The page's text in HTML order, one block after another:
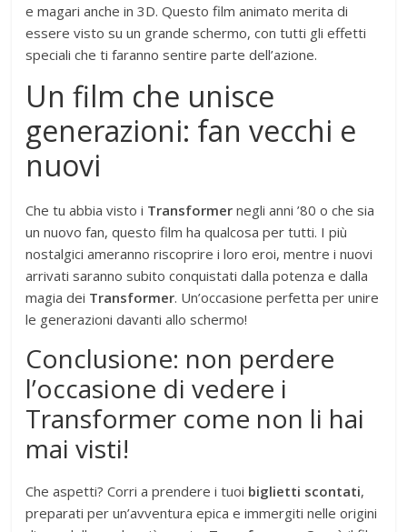
e magari anche in 3D. Questo film animato merita di
essere visto su un grande schermo, con tutti gli effetti
speciali che ti faranno sentire parte dell’azione.
Un film che unisce
generazioni: fan vecchi e
nuovi
Che tu abbia visto i Transformer negli anni ’80 o che sia
un nuovo fan, questo film ha qualcosa per tutti. I più
nostalgici ameranno riscoprire i loro eroi, mentre i nuovi
arrivati saranno subito conquistati dalla potenza e dalla
magia dei Transformer. Un’occasione perfetta per unire
le generazioni davanti allo schermo!
Conclusione: non perdere
l’occasione di vedere i
Transformer come non li hai
mai visti!
Che aspetti? Corri a prendere i tuoi biglietti scontati,
preparati per un’avventura epica e immergiti nelle origini